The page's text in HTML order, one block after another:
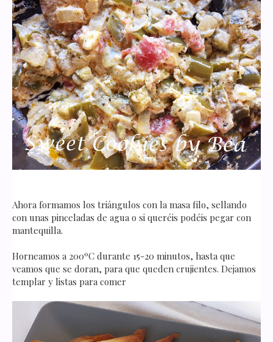
Ahora formamos los triángulos con la masa filo, sellando
con unas pinceladas de agua o si queréis podéis pegar con
mantequilla.
Horneamos a 200ºC durante 15-20 minutos, hasta que
veamos que se doran, para que queden crujientes. Dejamos
templar y listas para comer